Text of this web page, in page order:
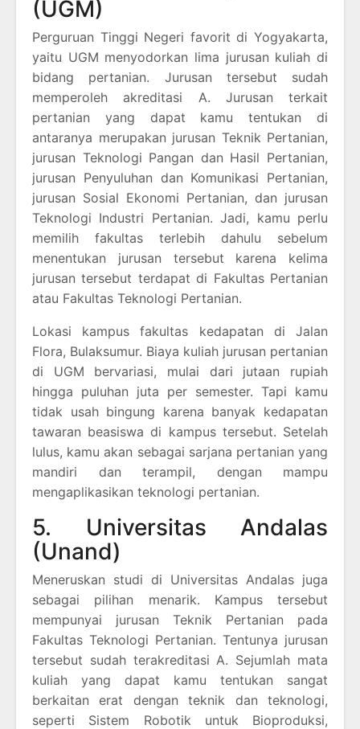
(UGM)
Perguruan Tinggi Negeri favorit di Yogyakarta,
yaitu UGM menyodorkan lima jurusan kuliah di
bidang pertanian. Jurusan tersebut sudah
memperoleh akreditasi A. Jurusan terkait
pertanian yang dapat kamu tentukan di
antaranya merupakan jurusan Teknik Pertanian,
jurusan Teknologi Pangan dan Hasil Pertanian,
jurusan Penyuluhan dan Komunikasi Pertanian,
jurusan Sosial Ekonomi Pertanian, dan jurusan
Teknologi Industri Pertanian. Jadi, kamu perlu
memilih fakultas terlebih dahulu sebelum
menentukan jurusan tersebut karena kelima
jurusan tersebut terdapat di Fakultas Pertanian
atau Fakultas Teknologi Pertanian.
Lokasi kampus fakultas kedapatan di Jalan
Flora, Bulaksumur. Biaya kuliah jurusan pertanian
di UGM bervariasi, mulai dari jutaan rupiah
hingga puluhan juta per semester. Tapi kamu
tidak usah bingung karena banyak kedapatan
tawaran beasiswa di kampus tersebut. Setelah
lulus, kamu akan sebagai sarjana pertanian yang
mandiri dan terampil, dengan mampu
mengaplikasikan teknologi pertanian.
5. Universitas Andalas
(Unand)
Meneruskan studi di Universitas Andalas juga
sebagai pilihan menarik. Kampus tersebut
mempunyai jurusan Teknik Pertanian pada
Fakultas Teknologi Pertanian. Tentunya jurusan
tersebut sudah terakreditasi A. Sejumlah mata
kuliah yang dapat kamu tentukan sangat
berkaitan erat dengan teknik dan teknologi,
seperti Sistem Robotik untuk Bioproduksi,